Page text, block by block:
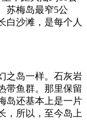
苏梅岛最窄5公
白沙滩，是每个人
之岛一样。石灰岩
带鱼群。那里保留
岛还基本上是一片
，所以，至今岛上